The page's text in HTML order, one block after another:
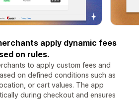
apply dynamic fees
on rules.
to apply custom fees and
on defined conditions such as
or cart values. The app
during checkout and ensures